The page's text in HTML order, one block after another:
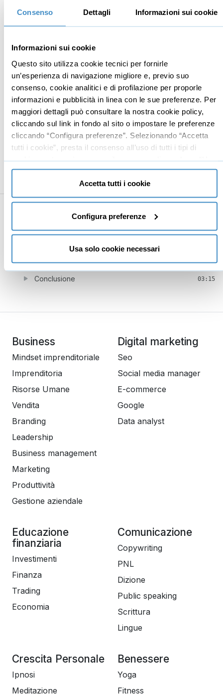
Consenso Dettagli Informazioni sui cookie
Informazioni sui cookie
Questo sito utilizza cookie tecnici per fornirle
un’esperienza di navigazione migliore e, previo suo
consenso, cookie analitici e di profilazione per proporle
informazioni e pubblicità in linea con le sue preferenze. Per
maggiori dettagli può consultare la nostra cookie policy,
cliccando sul link in fondo al sito o impostare le preferenze
cliccando “Configura preferenze”. Selezionando “Accetta
tutti i cookie”, presta il consenso all’uso di tutti i tipi di
cookie mentre può revocare il consenso cliccando su “Usa
solo cookie necessari” e saranno attivati i soli cookie
tecnici necessari al corretto funzionamento del sito.
Accetta tutti i cookie
Configura preferenze
Usa solo cookie necessari
Perché fare PR: Le PR danno autorevolezza
mente
Perché fare PR: Le PR non richiedono
Qual è il punto debole delle PR? 00:33
Come fare PR: storia, idea differenziante,
riferimento
05:12
Un trucco per diventare il "riferimento"
Perché e come usare i Social Media
7 Conclusione 14:34
Domande & risposte - parte 1
Riepilogando
Conclusione 03:15
Business
Mindset imprenditoriale
Imprenditoria
Risorse Umane
Vendita
Branding
Leadership
Business management
Marketing
Produttività
Gestione aziendale
Digital marketing
Seo
Social media manager
E-commerce
Google
Data analyst
Educazione
finanziaria
Investimenti
Finanza
Trading
Economia
Comunicazione
Copywriting
PNL
Dizione
Public speaking
Scrittura
Lingue
Crescita Personale
Ipnosi
Meditazione
Benessere
Yoga
Fitness